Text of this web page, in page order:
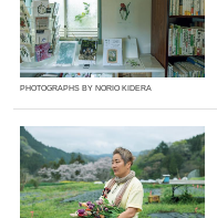
PHOTOGRAPHS BY NORIO KIDERA